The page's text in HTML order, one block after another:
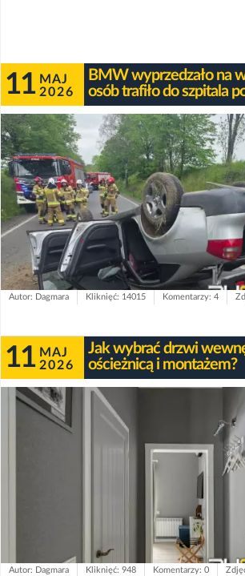
11 MAJ
2026
BMW wyprzedzało na
osób trafiło do szpitala
Autor: Dagmara Kliknięć: 14015 Komentarzy: 4
11 MAJ
2026
Jak wybrać drzwi
ościeżnicą i montażem?
Autor: Dagmara Kliknięć: 948 Komentarzy: 0